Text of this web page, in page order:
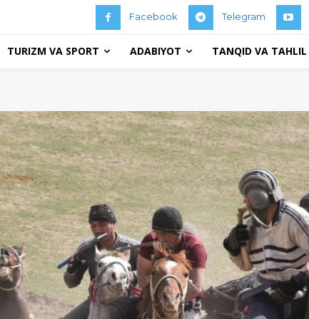
Facebook Telegram
TURIZM VA SPORT ADABIYOT TANQID VA TAHLIL